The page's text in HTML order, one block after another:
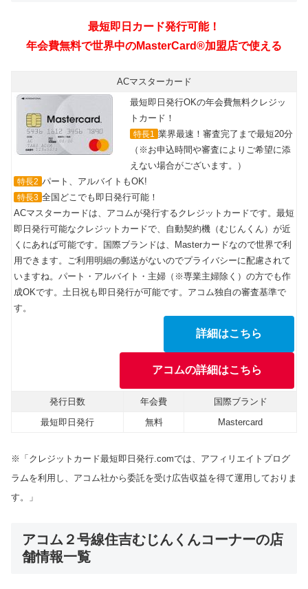
最短即日カード発行可能！
年会費無料で世界中のMasterCard®加盟店で使える
ACマスターカード
最短即日発行OKの年会費無料クレジッ
トカード！
特長1 業界最速！審査完了まで最短20分
（※お申込時間や審査によりご希望に添
えない場合がございます。）
特長2 パート、アルバイトもOK!
特長3 全国どこでも即日発行可能！
ACマスターカードは、アコムが発行するクレジットカードです。最短
即日発行可能なクレジットカードで、自動契約機（むじんくん）が近
くにあれば可能です。国際ブランドは、Masterカードなので世界で利
用できます。ご利用明細の郵送がないのでプライバシーに配慮されて
いますね。パート・アルバイト・主婦（※専業主婦除く）の方でも作
成OKです。土日祝も即日発行が可能です。アコム独自の審査基準で
す。
詳細はこちら
アコムの詳細はこちら
発行日数 年会費
国際ブランド
最短即日発行
無料 Mastercard
※「クレジットカード最短即日発行.comでは、アフィリエイトプログ
ラムを利用し、アコム社から委託を受け広告収益を得て運用しておりま
す。」
アコム２号線住吉むじんくんコーナーの店
舗情報一覧